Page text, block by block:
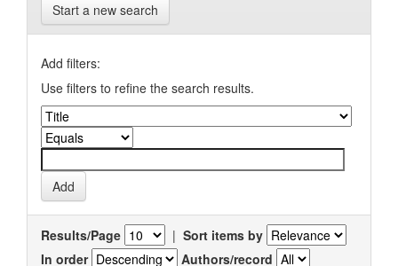
Start a new search
Add filters:
Use filters to refine the search results.
Results/Page | Sort items by
In order
Authors/record